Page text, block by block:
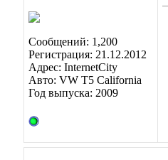
Сообщений: 1,200
Регистрация: 21.12.2012
Адрес: InternetCity
Авто: VW T5 California
Год выпуска: 2009